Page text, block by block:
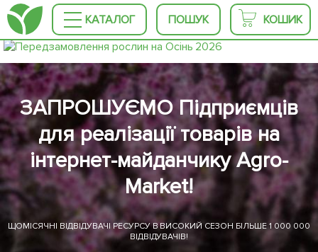
КАТАЛОГ ПОШУК КОШИК
ЗАПРОШУЄМО Підприємців
для реалізації товарів на
інтернет-майданчику Agro-
Market!
ЩОМІСЯЧНІ ВІДВІДУВАЧІ РЕСУРСУ В ВИСОКИЙ СЕЗОН БІЛЬШЕ 1 000 000
ВІДВІДУВАЧІВ!